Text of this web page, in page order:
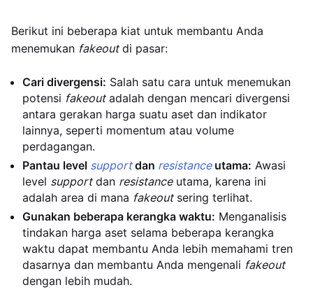
Berikut ini beberapa kiat untuk membantu Anda
menemukan fakeoutdi pasar:
Cari divergensi: Salah satu cara untuk menemukan
potensi fakeoutadalah dengan mencari divergensi
antara gerakan harga suatu aset dan indikator
lainnya, seperti momentum atau volume
perdagangan.
Pantau level supportdan resistanceutama: Awasi
level supportdan resistanceutama, karena ini
adalah area di mana fakeoutsering terlihat.
Gunakan beberapa kerangka waktu: Menganalisis
tindakan harga aset selama beberapa kerangka
waktu dapat membantu Anda lebih memahami tren
dasarnya dan membantu Anda mengenali fakeout
dengan lebih mudah.